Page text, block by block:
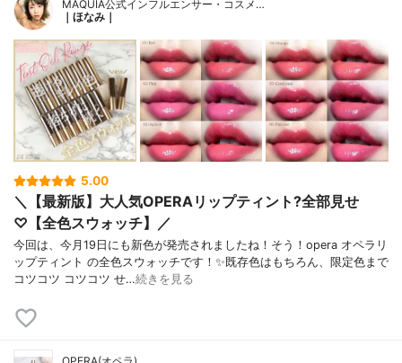
MAQUIA公式インフルエンサー・コスメ…
｜ほなみ｜
5.00
＼【最新版】大人気OPERAリップティント?全部見せ
♡【全色スウォッチ】／
今回は、今月19日にも新色が発売されましたね！そう！opera オペラリ
ップティント の全色スウォッチです！✨既存色はもちろん、限定色まで
コツコツ コツコツ せ…続きを見る